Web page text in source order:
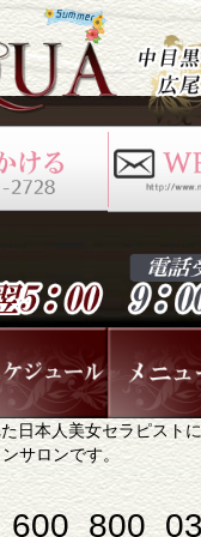
日本人美女セラピスト
サロンです。